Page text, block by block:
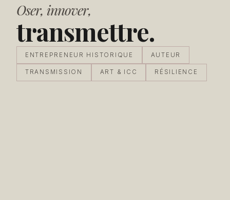
Oser, innover,
transmettre.
ENTREPRENEUR HISTORIQUE AUTEUR
TRANSMISSION ART & ICC RÉSILIENCE